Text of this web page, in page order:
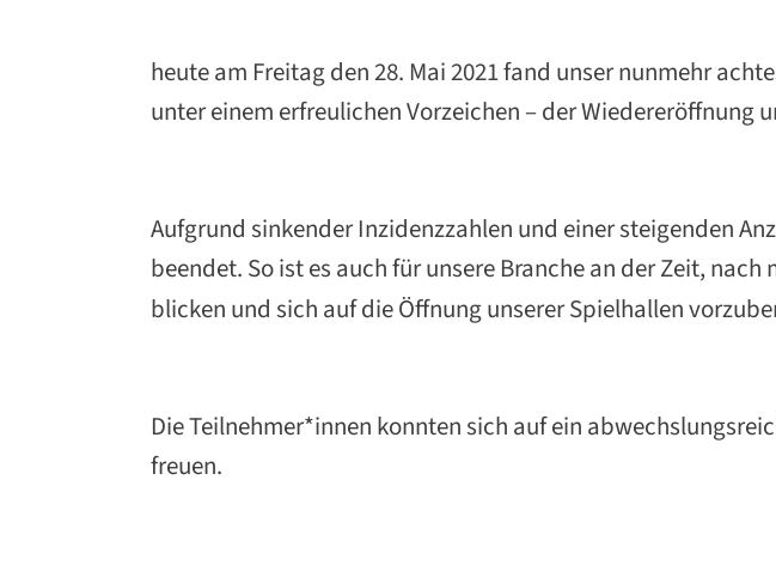
heute am Freitag den 28. Mai 2021 fand unser nunmehr
unter einem erfreulichen Vorzeichen – der Wiedereröffnung
Aufgrund sinkender Inzidenzzahlen und einer steigenden
beendet. So ist es auch für unsere Branche an der Zeit,
blicken und sich auf die Öffnung unserer Spielhallen
Die Teilnehmer*innen konnten sich auf ein
freuen.